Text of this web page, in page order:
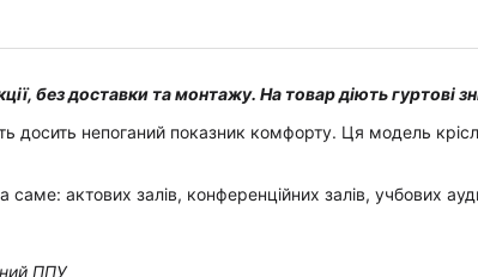
без доставки та монтажу. На товар діють гуртові
досить непоганий показник комфорту. Ця модель
актових залів, конференційних залів, учбових
ППУ